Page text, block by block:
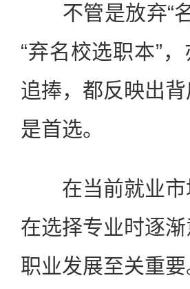
不管是放弃“名
“弃名校选职本”
追捧，都反映出
是首选。
在当前就业市
在选择专业时逐
职业发展至关重